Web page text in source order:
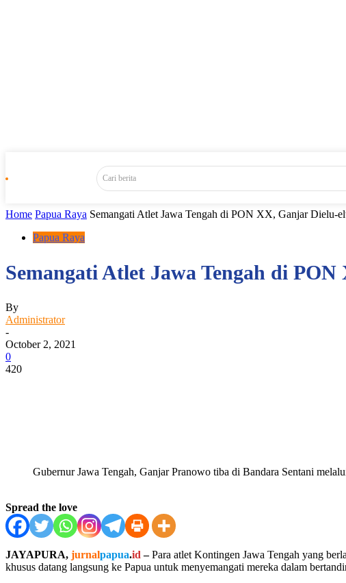
Cari berita
Home Papua Raya Semangati Atlet Jawa Tengah di PON XX, Ganjar Dielu-
Papua Raya
Semangati Atlet Jawa Tengah di
By
Administrator
-
October 2, 2021
0
420
Gubernur Jawa Tengah, Ganjar Pranowo tiba di Bandara Sentani
Spread the love
JAYAPURA, jurnalpapua.id –Para atlet Kontingen Jawa Tengah yang
khusus datang langsung ke Papua untuk menyemangati mereka dalam